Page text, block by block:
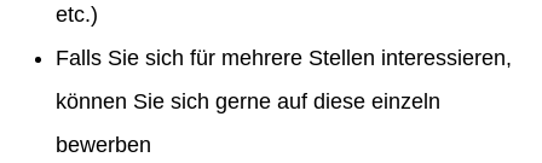
etc.)
Falls Sie sich für mehrere Stellen interessieren,
können Sie sich gerne auf diese einzeln
bewerben